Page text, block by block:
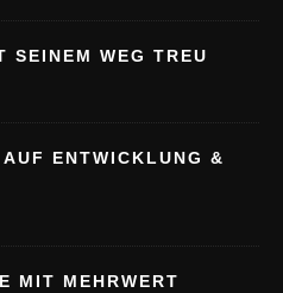
SEINEM WEG TREU
ENTWICKLUNG &
MIT MEHRWERT